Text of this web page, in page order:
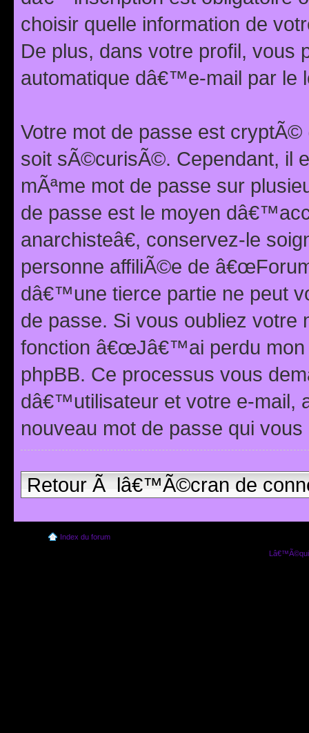
choisir quelle information de
De plus, dans votre profil,
automatique dâ€™e-mail par le
Votre mot de passe est
soit sÃ©curisÃ©. Cependant, il
mÃªme mot de passe sur
de passe est le moyen
anarchisteâ€, conservez-le
personne affiliÃ©e de
dâ€™une tierce partie ne peut
de passe. Si vous oubliez votre
fonction â€œJâ€™ai perdu mon
phpBB. Ce processus vous
dâ€™utilisateur et votre e-mail,
nouveau mot de passe qui
Retour Ã lâ€™Ã©cran de
Index du forum